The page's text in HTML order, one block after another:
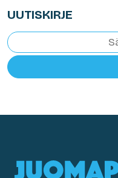
UUTISKIRJE